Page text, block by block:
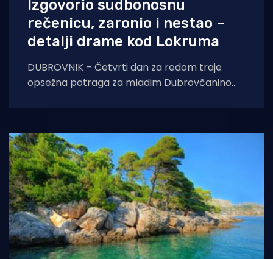
Izgovorio sudbonosnu
rečenicu, zaronio i nestao –
detalji drame kod Lokruma
DUBROVNIK – Četvrti dan za redom traje
opsežna potraga za mladim Dubrovčaninom
strane otoka